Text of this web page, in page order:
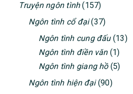
Truyện ngôn tình(157)
Ngôn tình cổ đại(37)
Ngôn tình cung đấu(13)
Ngôn tình điền văn(1)
Ngôn tình giang hồ(5)
Ngôn tình hiện đại(90)